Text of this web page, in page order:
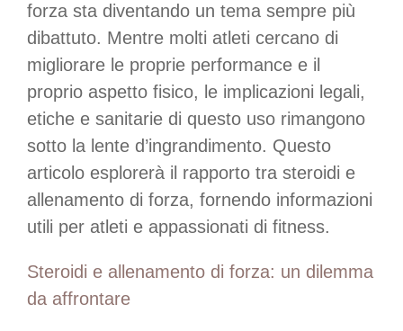
forza sta diventando un tema sempre più
dibattuto. Mentre molti atleti cercano di
migliorare le proprie performance e il
proprio aspetto fisico, le implicazioni legali,
etiche e sanitarie di questo uso rimangono
sotto la lente d’ingrandimento. Questo
articolo esplorerà il rapporto tra steroidi e
allenamento di forza, fornendo informazioni
utili per atleti e appassionati di fitness.
Steroidi e allenamento di forza: un dilemma
da affrontare